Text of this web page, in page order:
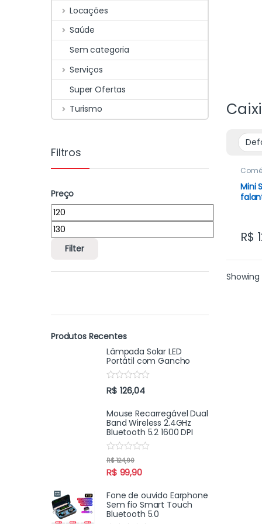
Mini
R$
Locações
Saúde
Sem categoria
Serviços
Super Ofertas
Turismo
Filtros
Preço
Filter
Produtos Recentes
Lâmpada Solar LED
Portátil com Gancho
R
a
e
d
0
o
u
t
o
f
5
R$ 126,04
Mouse Recarregável Dual
Band Wireless 2.4GHz
Bluetooth 5.2 1600 DPI
R
t
d
0
o
u
R$ 99,90
R$124,90
Fone de ouvido Earphone
Sem fio Smart Touch
Bluetooth 5.0